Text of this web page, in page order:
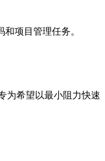
项目管理任务。
为希望以最小阻力快速